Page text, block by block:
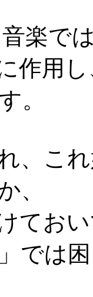
楽で
作用
。
、こ
、
てお
では